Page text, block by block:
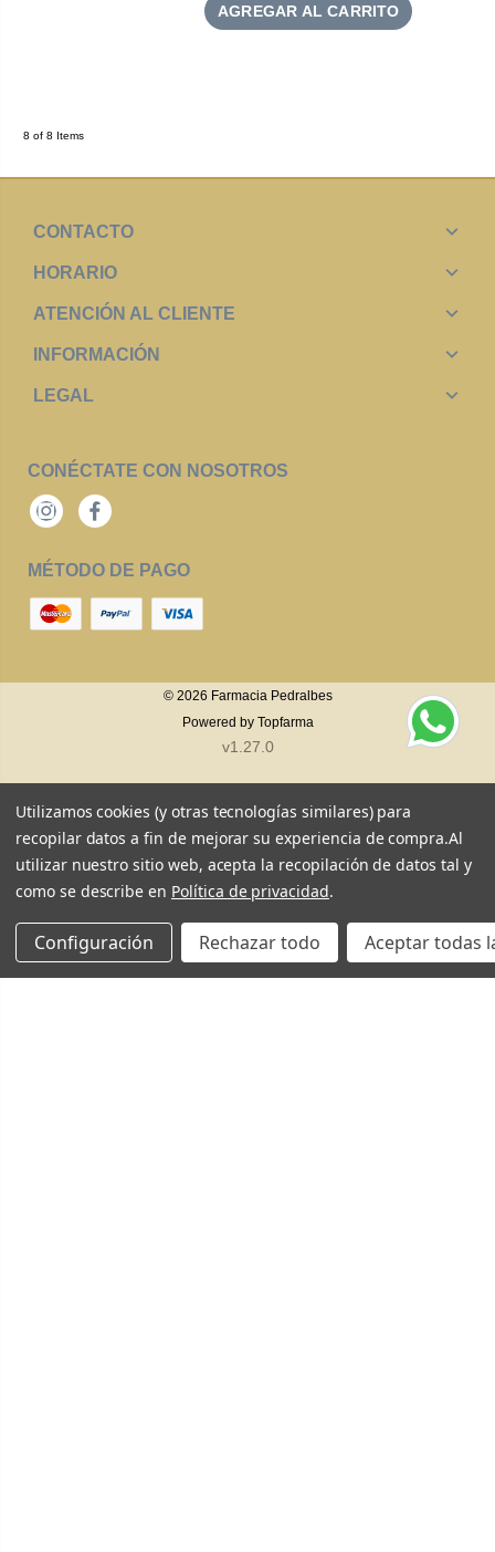
AGREGAR AL CARRITO
8 of 8 Items
CONTACTO
HORARIO
ATENCIÓN AL CLIENTE
INFORMACIÓN
LEGAL
CONÉCTATE CON NOSOTROS
InstagramFacebook
MÉTODO DE PAGO
© 2026 Farmacia Pedralbes
Powered by Topfarma
v1.27.0
Utilizamos cookies (y otras tecnologías similares) para
recopilar datos a fin de mejorar su experiencia de compra.Al
utilizar nuestro sitio web, acepta la recopilación de datos tal y
como se describe en Política de privacidad.
Configuración Rechazar todo Aceptar todas